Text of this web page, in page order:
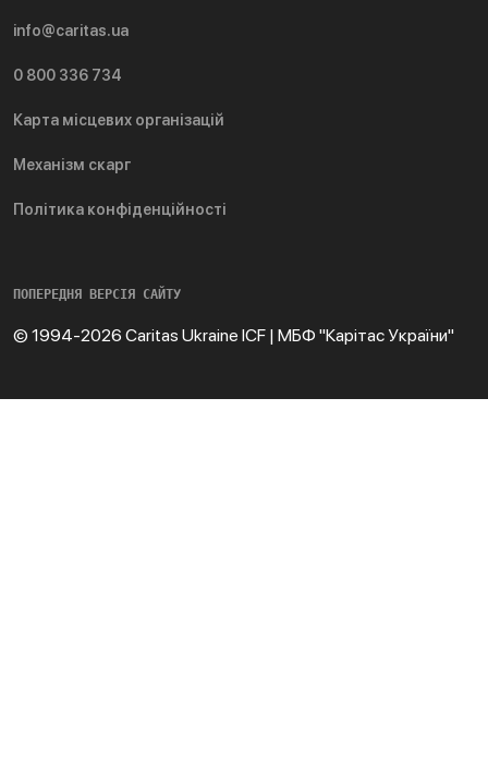
info@caritas.ua
0 800 336 734
Карта місцевих організацій
Механізм скарг
Політика конфіденційності
ПОПЕРЕДНЯ ВЕРСІЯ САЙТУ
© 1994-2026 Caritas Ukraine ICF | МБФ "Карітас України"